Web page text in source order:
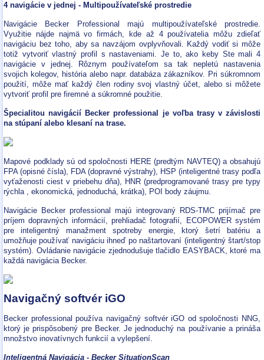
4 navigácie v jednej - Multipoužívateľské prostredie
Navigácie Becker Professional majú multipoužívateľské prostredie.
Využitie nájde najmä vo firmách, kde až 4 používatelia môžu zdieľať
navigáciu bez toho, aby sa navzájom ovplyvňovali. Každý vodiť si môže
totiž vytvoriť vlastný profil s nastaveniami. Je to, ako keby Ste mali 4
navigácie v jednej. Rôznym používateľom sa tak nepletú nastavenia
svojich kolegov, história alebo napr. databáza zákazníkov. Pri súkromnom
použití, môže mať každý člen rodiny svoj vlastný účet, alebo si môžete
vytvoriť profil pre firemné a súkromné použitie.
Špecialitou navigácií Becker professional je voľba trasy v závislosti
na stúpaní alebo klesaní na trase.
Mapové podklady sú od spoločnosti HERE (predtým NAVTEQ) a obsahujú
FPA (opisné čísla), FDA (dopravné výstrahy), HSP (inteligentné trasy podľa
vyťaženosti ciest v priebehu dňa), HNR (predprogramované trasy pre typy
rýchla , ekonomická, jednoduchá, krátka), POI body záujmu.
Navigácie Becker professional majú integrovaný RDS-TMC prijímač pre
príjem dopravných informácií, prehliadač fotografií, ECOPOWER systém
pre inteligentný manažment spotreby energie, ktorý šetrí batériu a
umožňuje používať navigáciu ihneď po naštartovaní (inteligentný štart/stop
systém). Ovládanie navigácie zjednodušuje tlačidlo EASYBACK, ktoré ma
každá navigácia Becker.
Navigačný softvér iGO
Becker professional používa navigačný softvér iGO od spoločnosti NNG,
ktorý je prispôsobený pre Becker. Je jednoduchý na používanie a prináša
množstvo inovatívnych funkcií a vylepšení.
Inteligentná Navigácia - Becker SituationScan